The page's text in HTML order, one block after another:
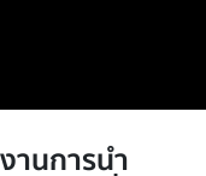
านการนำ